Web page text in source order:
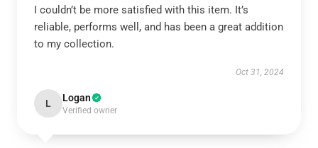
I couldn’t be more satisfied with this item. It’s
reliable, performs well, and has been a great addition
to my collection.
Oct 31, 2024
L Logan
Verified owner